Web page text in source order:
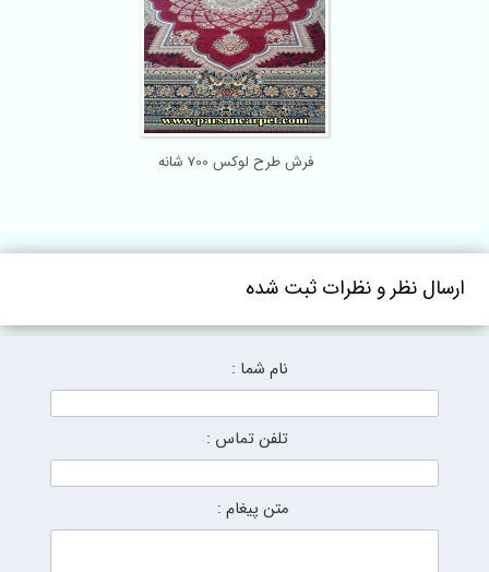
فرش طرح لوکس 700 شانه
ارسال نظر و نظرات ثبت شده
نام شما :
تلفن تماس :
متن پیغام :